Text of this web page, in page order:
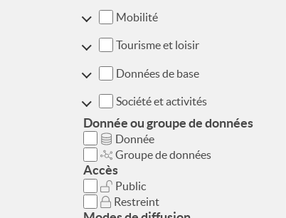
Mobilité
Tourisme et loisir
Données de base
Société et activités
Donnée ou groupe de données
Donnée
Groupe de données
Accès
Public
Restreint